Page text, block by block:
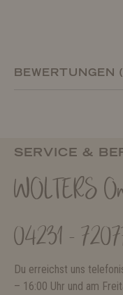
BEWERTUNGEN
SERVICE &
WOLTERS
04231 -
Du erreichst uns
– 16:00 Uhr und am